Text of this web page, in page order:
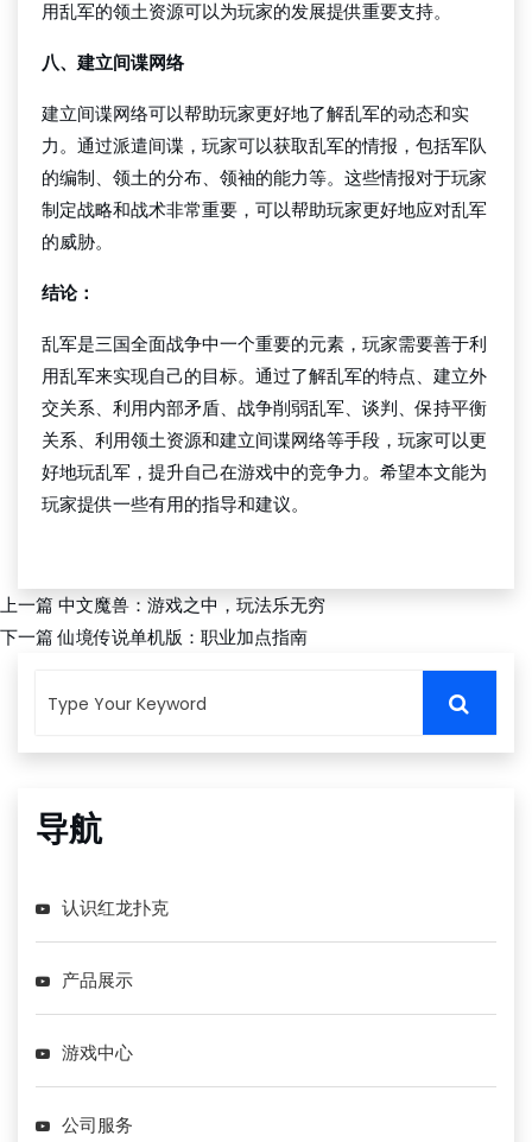
用乱军的领土资源可以为玩家的发展提供重要支持。
八、建立间谍网络
建立间谍网络可以帮助玩家更好地了解乱军的动态和实
力。通过派遣间谍，玩家可以获取乱军的情报，包括军队
的编制、领土的分布、领袖的能力等。这些情报对于玩家
制定战略和战术非常重要，可以帮助玩家更好地应对乱军
的威胁。
结论：
乱军是三国全面战争中一个重要的元素，玩家需要善于利
用乱军来实现自己的目标。通过了解乱军的特点、建立外
交关系、利用内部矛盾、战争削弱乱军、谈判、保持平衡
关系、利用领土资源和建立间谍网络等手段，玩家可以更
好地玩乱军，提升自己在游戏中的竞争力。希望本文能为
玩家提供一些有用的指导和建议。
上一篇中文魔兽：游戏之中，玩法乐无穷
下一篇 仙境传说单机版：职业加点指南
导航
认识红龙扑克
产品展示
游戏中心
公司服务